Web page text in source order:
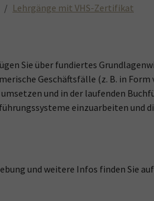
Lehrgänge mit VHS-Zertifikat
Sie über fundiertes
Geschäftsfälle (z. B. in Form
und in der laufenden
einzuarbeiten und
und weitere Infos finden Sie